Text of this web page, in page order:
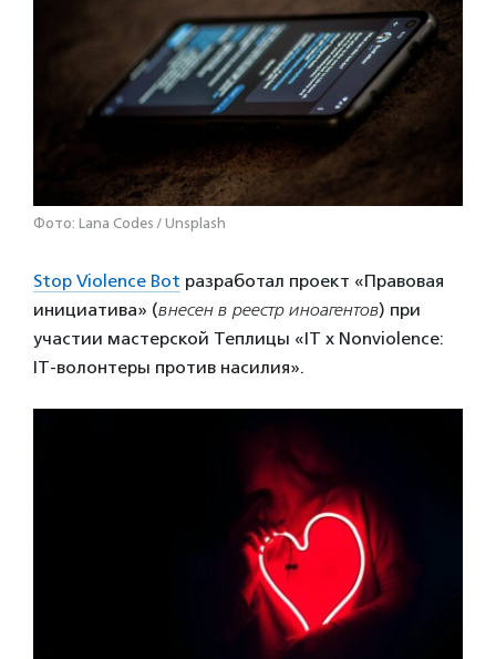
Фото: Lana Codes / Unsplash
Stop Violence Bot разработал проект «Правовая
инициатива» (внесен в реестр иноагентов) при
участии мастерской Теплицы «IT x Nonviolence:
IT-волонтеры против насилия».